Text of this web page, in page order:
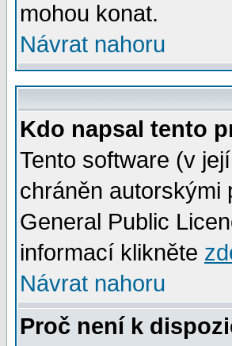
mohou konat.
Návrat nahoru
Kdo napsal tento
Tento software (v
chráněn autorskými
General Public
informací klikněte
Návrat nahoru
Proč není k